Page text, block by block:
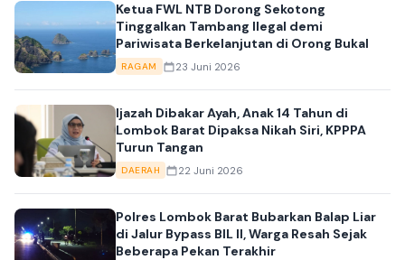
Ketua FWL NTB Dorong Sekotong
Tinggalkan Tambang Ilegal demi
Pariwisata Berkelanjutan di Orong Bukal
RAGAM 23 Juni 2026
Ijazah Dibakar Ayah, Anak 14 Tahun di
Lombok Barat Dipaksa Nikah Siri, KPPPA
Turun Tangan
DAERAH 22 Juni 2026
Polres Lombok Barat Bubarkan Balap Liar
di Jalur Bypass BIL II, Warga Resah Sejak
Beberapa Pekan Terakhir